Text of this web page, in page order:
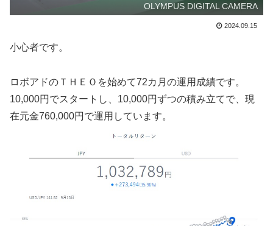
OLYMPUS DIGITAL CAMERA
2024.09.15
小心者です。
ロボアドのＴＨＥＯを始めて72カ月の運用成績です。
10,000円でスタートし、10,000円ずつの積み立てで、現
在元金760,000円で運用しています。